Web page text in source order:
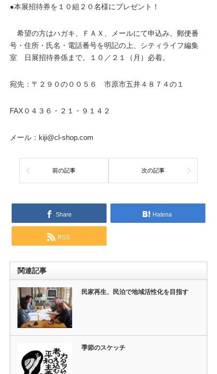
●本展招待券を１０組２０名様にプレゼント！
希望の方はハガキ、ＦＡＸ、メールにて申込み。郵便番
号・住所・氏名・電話番号を明記の上、シティライフ編集
室 日展招待券係まで。１０／２１（月）必着。
宛先：〒２９０の００５６ 市原市五井４８７４の１
FAX０４３６・２１・９１４２
メール：kiji@cl-shop.com
前の記事 次の記事
Share Hatena
RSS
関連記事
民家再生、民泊で地域活性化を目指す
季節のスケッチ